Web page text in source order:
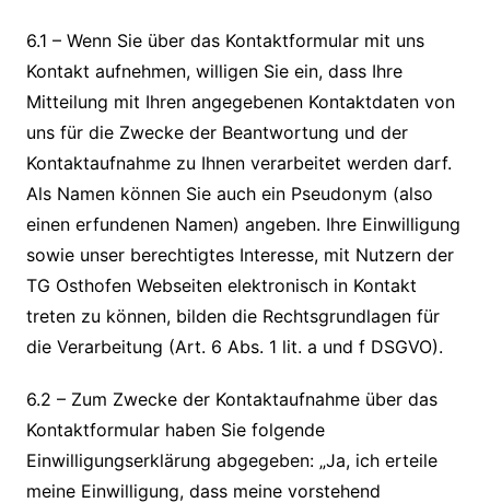
6.1 – Wenn Sie über das Kontaktformular mit uns
Kontakt aufnehmen, willigen Sie ein, dass Ihre
Mitteilung mit Ihren angegebenen Kontaktdaten von
uns für die Zwecke der Beantwortung und der
Kontaktaufnahme zu Ihnen verarbeitet werden darf.
Als Namen können Sie auch ein Pseudonym (also
einen erfundenen Namen) angeben. Ihre Einwilligung
sowie unser berechtigtes Interesse, mit Nutzern der
TG Osthofen Webseiten elektronisch in Kontakt
treten zu können, bilden die Rechtsgrundlagen für
die Verarbeitung (Art. 6 Abs. 1 lit. a und f DSGVO).
6.2 – Zum Zwecke der Kontaktaufnahme über das
Kontaktformular haben Sie folgende
Einwilligungserklärung abgegeben: „Ja, ich erteile
meine Einwilligung, dass meine vorstehend